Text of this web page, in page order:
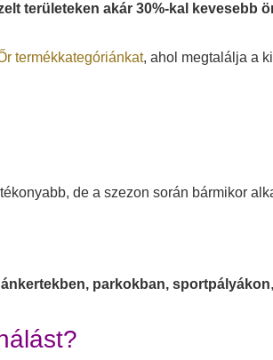
területeken akár 30%-kal kevesebb
termékkategóriánkat, ahol megtalálja a
de a szezon során bármikor
parkokban, sportpályákon